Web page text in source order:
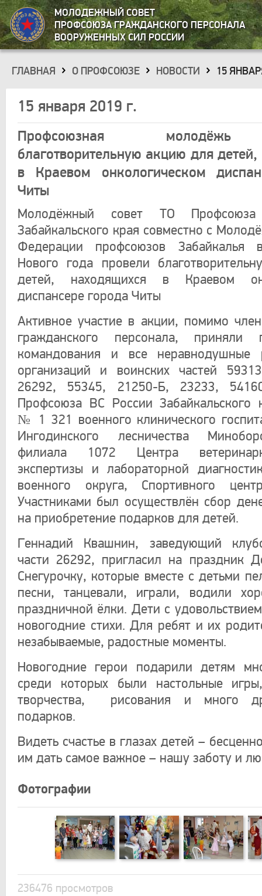
МОЛОДЕЖНЫЙ СОВЕТ
ПРОФСОЮЗА ГРАЖДАНСКОГО ПЕРСОНАЛА
ВООРУЖЕННЫХ СИЛ РОССИИ
ГЛАВНАЯ О ПРОФСОЮЗЕ НОВОСТИ 15
15 января 2019 г.
Профсоюзная молодёжь
благотворительную акцию для
в Краевом онкологическом
Читы
Молодёжный совет ТО
Забайкальского края совместно с
Федерации профсоюзов Забайкалья
Нового года провели
детей, находящихся в Краевом
диспансере города Читы
Активное участие в акции, помимо
гражданского персонала, приняли
командования и все неравнодушные
организаций и воинских частей
26292, 55345, 21250-Б, 23233,
Профсоюза ВС России Забайкальского
№ 1 321 военного клинического
Ингодинского лесничества
филиала 1072 Центра
экспертизы и лабораторной
военного округа, Спортивного
Участниками был осуществлён сбор
на приобретение подарков для детей.
Геннадий Квашнин, заведующий
части 26292, пригласил на праздник
Снегурочку, которые вместе с детьми
песни, танцевали, играли, водили
праздничной ёлки. Дети с
новогодние стихи. Для ребят и их
незабываемые, радостные моменты.
Новогодние герои подарили детям
среди которых были настольные
творчества, рисования и много
подарков.
Видеть счастье в глазах детей –
им дать самое важное – нашу заботу и
Фотографии
236476 просмотров